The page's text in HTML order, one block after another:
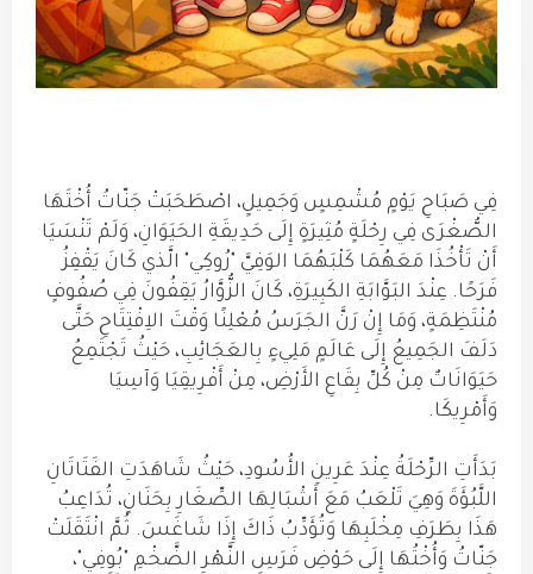
فِي صَبَاحِ يَوْمٍ مُشْمِسٍ وَجَمِيلٍ، اصْطَحَبَتْ جَنّاتُ أُخْتَهَا
الصُّغْرَى فِي رِحْلَةٍ مُثِيرَةٍ إِلَى حَدِيقَةِ الحَيَوَانِ، وَلَمْ تَنْسَيَا
أَنْ تَأْخُذَا مَعَهُمَا كَلْبَهُمَا الوَفِيَّ "رُوكِي" الَّذي كَانَ يَقْفِزُ
فَرَحًا. عِنْدَ البَوَّابَةِ الكَبِيرَةِ، كَانَ الزُّوَّارُ يَقِفُونَ فِي صُفُوفٍ
مُنْتَظِمَةٍ، وَمَا إِنْ رَنَّ الجَرَسُ مُعْلِنًا وَقْتَ الاِفْتِتَاحِ حَتَّى
دَلَفَ الجَمِيعُ إِلَى عَالَمٍ مَلِيءٍ بِالعَجَائِبِ، حَيْثُ تَجْتَمِعُ
حَيَوَانَاتٌ مِنْ كُلِّ بِقَاعِ الأَرْضِ، مِنْ أَفْرِيقِيَا وَآسِيَا
وَأَمْرِيكَا.
بَدَأَتِ الرِّحْلَةُ عِنْدَ عَرِينِ الأُسُودِ، حَيْثُ شَاهَدَتِ الفَتَاتَانِ
اللَّبُؤَةَ وَهِيَ تَلْعَبُ مَعَ أَشْبَالِهَا الصِّغَارِ بِحَنَانٍ، تُدَاعِبُ
هَذَا بِطَرَفِ مِخْلَبِهَا وَتُؤَدِّبُ ذَاكَ إِذَا شَاغَسَ. ثُمَّ انْتَقَلَتْ
جَنّاتُ وَأُخْتُهَا إِلَى حَوْضِ فَرَسِ النَّهْرِ الضَّخْمِ "بُوفِي"،